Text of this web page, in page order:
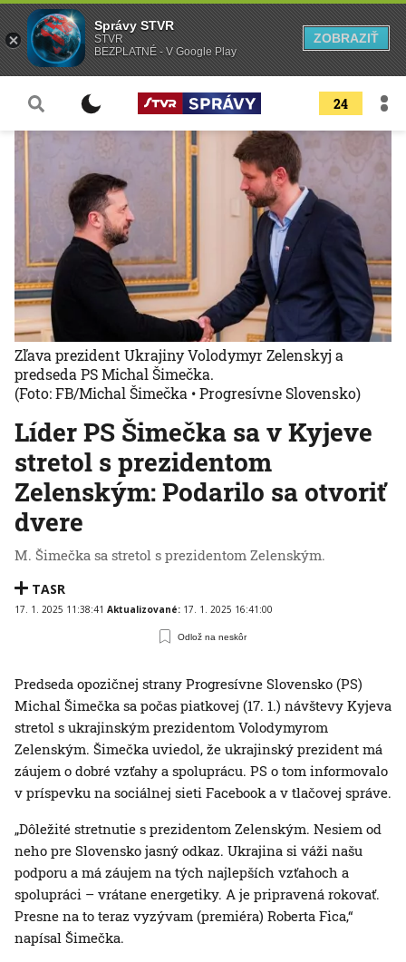
24
Líder PS Šimečka sa v Kyjeve
stretol s prezidentom
Zelenským: Podarilo sa otvoriť
dvere
M. Šimečka sa stretol s prezidentom Zelenským.
TASR
17. 1. 2025 11:38:41 Aktualizované: 17. 1. 2025 16:41:00
Odlož na neskôr
Zľava prezident Ukrajiny Volodymyr Zelenskyj a
predseda PS Michal Šimečka.
(Foto: FB/Michal Šimečka • Progresívne Slovensko)
Predseda opozičnej strany Progresívne Slovensko (PS)
Michal Šimečka sa počas piatkovej (17. 1.) návštevy Kyjeva
stretol s ukrajinským prezidentom Volodymyrom
Zelenským. Šimečka uviedol, že ukrajinský prezident má
záujem o dobré vzťahy a spoluprácu. PS o tom informovalo
v príspevku na sociálnej sieti Facebook a v tlačovej správe.
„Dôležité stretnutie s prezidentom Zelenským. Nesiem od
neho pre Slovensko jasný odkaz. Ukrajina si váži našu
podporu a má záujem na tých najlepších vzťahoch a
spolupráci – vrátane energetiky. A je pripravená rokovať.
Presne na to teraz vyzývam (premiéra) Roberta Fica,“
napísal Šimečka.
Správy STVR
STVR
BEZPLATNÉ - V Google Play
ZOBRAZIŤ